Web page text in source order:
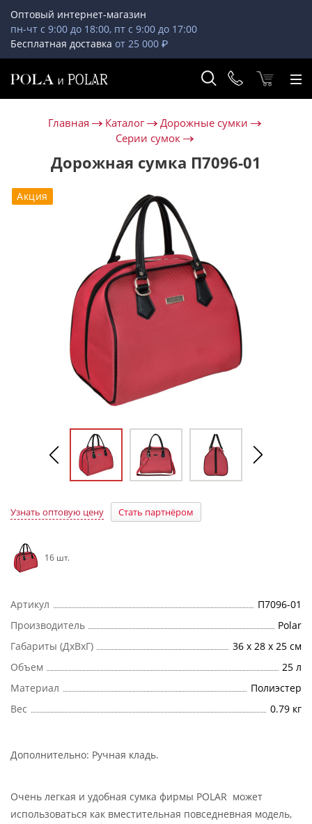
Оптовый интернет-магазин
пн-чт с 9:00 до 18:00, пт с 9:00 до 17:00
Бесплатная доставка от 25 000 ₽
Главная Каталог
Дорожные сумки
Серии сумок
Дорожная сумка П7096-01
Акция
Узнать оптовую цену Стать партнёром
16 шт.
Артикул
П7096-01
Производитель
Polar
Габариты (ДхВхГ)
36 x 28 x 25 см
Объем
25 л
Материал
Полиэстер
Вес
0.79 кг
Дополнительно: Ручная кладь.
Очень легкая и удобная сумка фирмы POLAR может
использоваться как вместительная повседневная модель,